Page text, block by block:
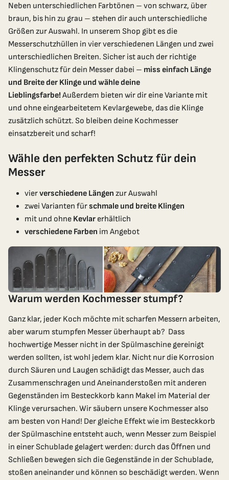
Neben unterschiedlichen Farbtönen – von schwarz, über
braun, bis hin zu grau – stehen dir auch unterschiedliche
Größen zur Auswahl. In unserem Shop gibt es die
Messerschutzhüllen in vier verschiedenen Längen und zwei
unterschiedlichen Breiten. Sicher ist auch der richtige
Klingenschutz für dein Messer dabei – miss einfach Länge
und Breite der Klinge und wähle deine
Lieblingsfarbe!Außerdem bieten wir dir eine Variante mit
und ohne eingearbeitetem Kevlargewebe, das die Klinge
zusätzlich schützt. So bleiben deine Kochmesser
einsatzbereit und scharf!
Wähle den perfekten Schutz für dein
Messer
vierverschiedene Längen zur Auswahl
zwei Varianten fürschmale und breite Klingen
mit und ohne Kevlar erhältlich
verschiedene Farben im Angebot
Warum werden Kochmesser stumpf?
Ganz klar, jeder Koch möchte mit scharfen Messern arbeiten,
aber warum stumpfen Messer überhaupt ab? Dass
hochwertige Messer nicht in der Spülmaschine gereinigt
werden sollten, ist wohl jedem klar. Nicht nur die Korrosion
durch Säuren und Laugen schädigt das Messer, auch das
Zusammenschragen und Aneinanderstoßen mit anderen
Gegenständen im Besteckkorb kann Makel im Material der
Klinge verursachen. Wir säubern unsere Kochmesser also
am besten von Hand! Der gleiche Effekt wie im Besteckkorb
der Spülmaschine entsteht auch, wenn Messer zum Beispiel
in einer Schublade gelagert werden: durch das Öffnen und
Schließen bewegen sich die Gegenstände in der Schublade,
stoßen aneinander und können so beschädigt werden. Wenn
Jetzt Gratis Versand sichern